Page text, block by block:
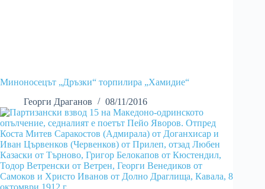
Миноносецът „Дръзки“ торпилира „Хамидие“
Георги Драганов
08/11/2016